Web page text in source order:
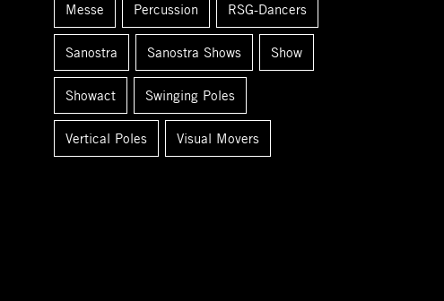
Messe Percussion RSG-Dancers
Sanostra Sanostra Shows Show
Showact Swinging Poles
Vertical Poles Visual Movers